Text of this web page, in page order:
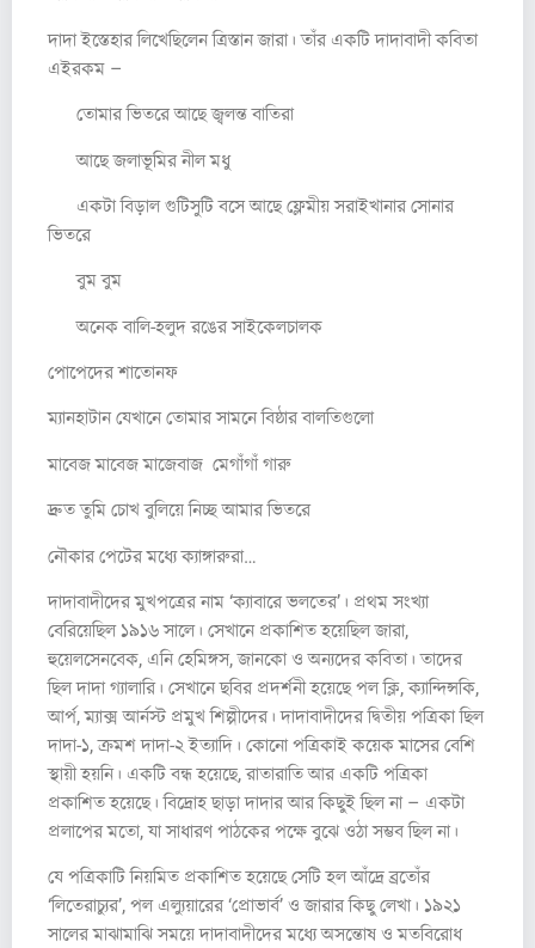
দাদা ইস্তেহার লিখেছিলেন ত্রিস্তান জারা। তাঁর একটি দাদাবাদী কবিতা
এইরকম –
তোমার ভিতরে আছে জ্বলন্ত বাতিরা
আছে জলাভূমির নীল মধু
একটা বিড়াল গুটিসুটি বসে আছে ফ্লেমীয় সরাইখানার সোনার
ভিতরে
বুম বুম
অনেক বালি-হলুদ রঙের সাইকেলচালক
পোপেদের শাতোনফ
ম্যানহাটান যেখানে তোমার সামনে বিষ্ঠার বালতিগুলো
মাবেজ মাবেজ মাজেবাজ মেগাঁগাঁ গারু
দ্রুত তুমি চোখ বুলিয়ে নিচ্ছ আমার ভিতরে
নৌকার পেটের মধ্যে ক্যাঙ্গারুরা…
দাদাবাদীদের মুখপত্রের নাম ‘ক্যাবারে ভলতের’। প্রথম সংখ্যা
বেরিয়েছিল ১৯১৬ সালে। সেখানে প্রকাশিত হয়েছিল জারা,
হুয়েলসেনবেক, এনি হেমিঙ্গস, জানকো ও অন্যদের কবিতা। তাদের
ছিল দাদা গ্যালারি। সেখানে ছবির প্রদর্শনী হয়েছে পল ক্লি, ক্যান্দিন্সকি,
আর্প, ম্যাক্স আর্নস্ট প্রমুখ শিল্পীদের। দাদাবাদীদের দ্বিতীয় পত্রিকা ছিল
দাদা-১, ক্রমশ দাদা-২ ইত্যাদি। কোনো পত্রিকাই কয়েক মাসের বেশি
স্থায়ী হয়নি। একটি বন্ধ হয়েছে, রাতারাতি আর একটি পত্রিকা
প্রকাশিত হয়েছে। বিদ্রোহ ছাড়া দাদার আর কিছুই ছিল না – একটা
প্রলাপের মতো, যা সাধারণ পাঠকের পক্ষে বুঝে ওঠা সম্ভব ছিল না।
যে পত্রিকাটি নিয়মিত প্রকাশিত হয়েছে সেটি হল আঁদ্রে ব্রতোঁর
‘লিতেরাচ্যুর’, পল এল্যুয়ারের ‘প্রোভার্ব’ ও জারার কিছু লেখা। ১৯২১
সালের মাঝামাঝি সময়ে দাদাবাদীদের মধ্যে অসন্তোষ ও মতবিরোধ